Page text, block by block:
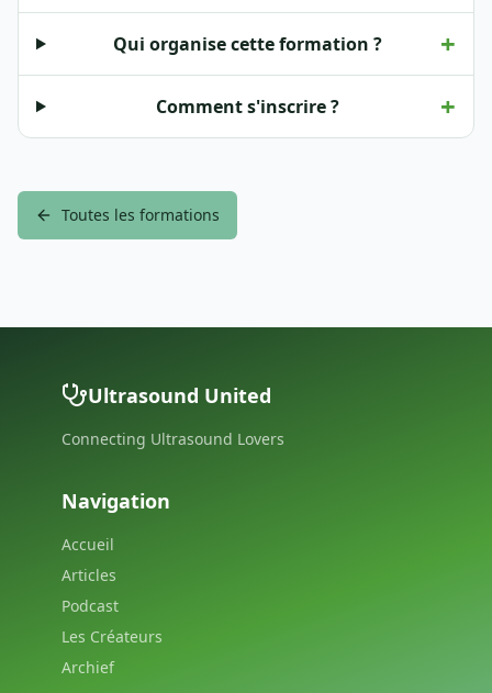
Qui organise cette formation ? +
Comment s'inscrire ? +
Toutes les formations
Ultrasound United
Connecting Ultrasound Lovers
Navigation
Accueil
Articles
Podcast
Les Créateurs
Archief